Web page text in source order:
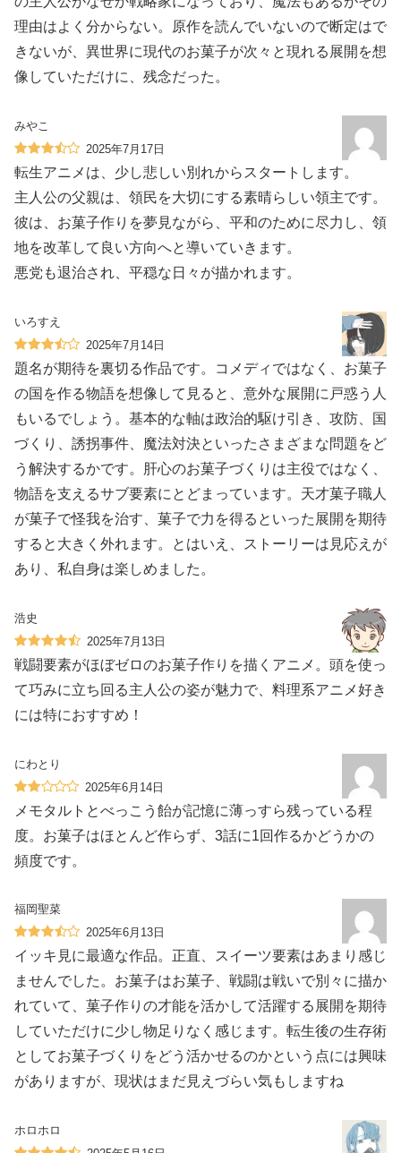
理由はよく分からない。原作を読んでいないので断定はで
きないが、異世界に現代のお菓子が次々と現れる展開を想
像していただけに、残念だった。
みやこ
2025年7月17日
転生アニメは、少し悲しい別れからスタートします。
主人公の父親は、領民を大切にする素晴らしい領主です。
彼は、お菓子作りを夢見ながら、平和のために尽力し、領
地を改革して良い方向へと導いていきます。
悪党も退治され、平穏な日々が描かれます。
いろすえ
2025年7月14日
題名が期待を裏切る作品です。コメディではなく、お菓子
の国を作る物語を想像して見ると、意外な展開に戸惑う人
もいるでしょう。基本的な軸は政治的駆け引き、攻防、国
づくり、誘拐事件、魔法対決といったさまざまな問題をど
う解決するかです。肝心のお菓子づくりは主役ではなく、
物語を支えるサブ要素にとどまっています。天才菓子職人
が菓子で怪我を治す、菓子で力を得るといった展開を期待
すると大きく外れます。とはいえ、ストーリーは見応えが
あり、私自身は楽しめました。
浩史
2025年7月13日
戦闘要素がほぼゼロのお菓子作りを描くアニメ。頭を使っ
て巧みに立ち回る主人公の姿が魅力で、料理系アニメ好き
には特におすすめ！
にわとり
2025年6月14日
メモタルトとべっこう飴が記憶に薄っすら残っている程
度。お菓子はほとんど作らず、3話に1回作るかどうかの
頻度です。
福岡聖菜
2025年6月13日
イッキ見に最適な作品。正直、スイーツ要素はあまり感じ
ませんでした。お菓子はお菓子、戦闘は戦いで別々に描か
れていて、菓子作りの才能を活かして活躍する展開を期待
していただけに少し物足りなく感じます。転生後の生存術
としてお菓子づくりをどう活かせるのかという点には興味
がありますが、現状はまだ見えづらい気もしますね
ホロホロ